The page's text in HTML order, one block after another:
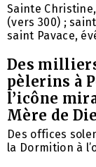
Sainte
(vers 300) ;
saint Pavace,
Des
pèlerins à
l’icône
Mère de
Des offices
la Dormition à